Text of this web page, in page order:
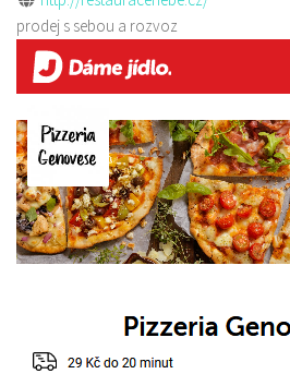
prodej s sebou a rozvoz